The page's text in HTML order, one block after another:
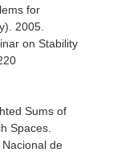
for
2005.
on Stability
Sums of
Spaces.
de